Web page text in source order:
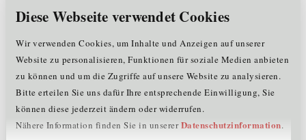
Diese Webseite verwendet Cookies
Wir verwenden Cookies, um Inhalte und Anzeigen auf unserer
Website zu personalisieren, Funktionen für soziale Medien anbieten
zu können und um die Zugriffe auf unsere Website zu analysieren.
Bitte erteilen Sie uns dafür Ihre entsprechende Einwilligung, Sie
können diese jederzeit ändern oder widerrufen.
Nähere Information finden Sie in unsererDatenschutzinformation.
Guideline, wie „Management auf Zeit“ perfekt
Zurück